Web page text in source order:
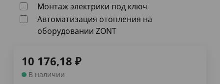
Монтаж электрики под ключ
Автоматизация отопления на
оборудовании ZONT
10 176,18 ₽
В наличии